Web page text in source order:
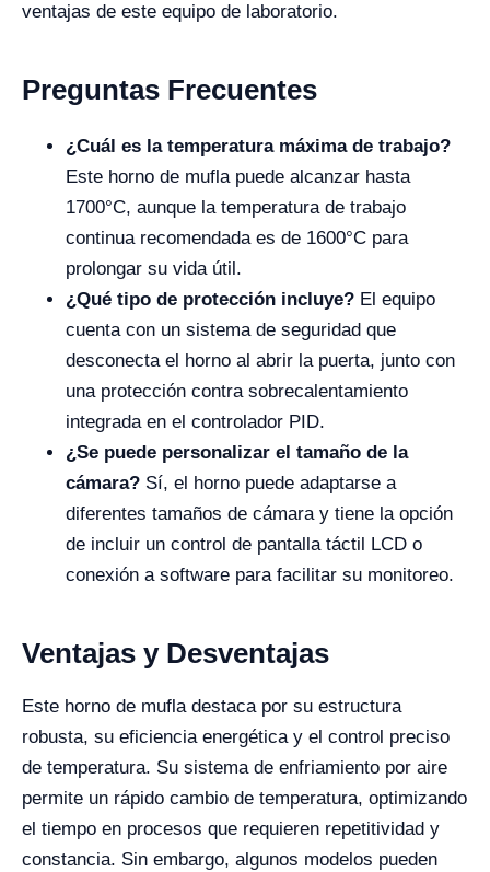
ventajas de este equipo de laboratorio.
Preguntas Frecuentes
¿Cuál es la temperatura máxima de trabajo?
Este horno de mufla puede alcanzar hasta
1700°C, aunque la temperatura de trabajo
continua recomendada es de 1600°C para
prolongar su vida útil.
¿Qué tipo de protección incluye? El equipo
cuenta con un sistema de seguridad que
desconecta el horno al abrir la puerta, junto con
una protección contra sobrecalentamiento
integrada en el controlador PID.
¿Se puede personalizar el tamaño de la
cámara? Sí, el horno puede adaptarse a
diferentes tamaños de cámara y tiene la opción
de incluir un control de pantalla táctil LCD o
conexión a software para facilitar su monitoreo.
Ventajas y Desventajas
Este horno de mufla destaca por su estructura
robusta, su eficiencia energética y el control preciso
de temperatura. Su sistema de enfriamiento por aire
permite un rápido cambio de temperatura, optimizando
el tiempo en procesos que requieren repetitividad y
constancia. Sin embargo, algunos modelos pueden